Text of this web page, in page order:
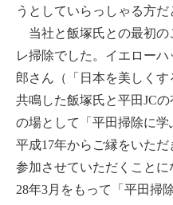
うとしていらっしゃる方だ
当社と飯塚氏との最初の
レ掃除でした。イエロー
郎さん（「日本を美しく
共鳴した飯塚氏と平田JC
の場として「平田掃除に
平成17年からご縁をいた
参加させていただくこと
28年3月をもって「平田掃